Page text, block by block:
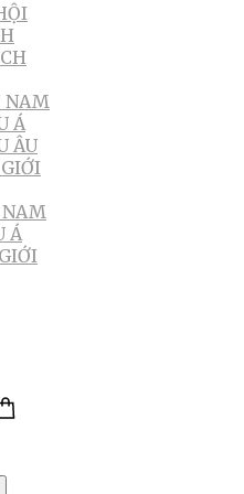
NAM
Á
ÂU
Á